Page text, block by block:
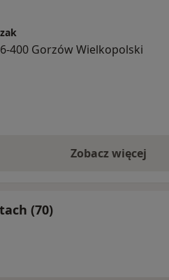
400 Gorzów Wielkopolski
Zobacz więcej
(70)